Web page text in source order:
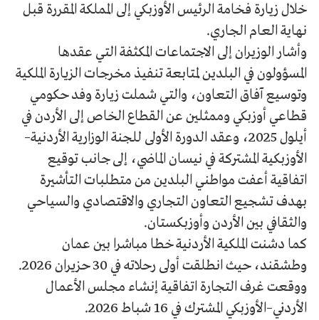
خلال زيارة فخامة الرئيس الأوزبكي إلى المملكة المقررة قبل
نهاية العام الجاري.
وأشار الوزيران إلى الاجتماعات المكثفة التي عقدها
المسؤولون في البلدين لمتابعة تنفيذ مخرجات الزيارة الملكية
وتوسيع آفاق التعاون، والتي شملت زيارة وفد حكومي
قطاعي أوزبكي وممثلين عن القطاع الخاص إلى الأردن في
أيلول 2025، وعقد الدورة الأولى للجنة الوزارية الأردنية–
الأوزبكية المشتركة في نيسان الماضي، إلى جانب توقيع
اتفاقية أعفت مواطني البلدين من متطلبات التأشيرة
بهدف تشجيع التعاون التجاري والاقتصادي والسياحي
والثقافي بين الأردن وأوزبكستان.
كما دشنت الملكية الأردنية خطا مباشرا بين عمان
وطشقند، حيث انطلقت أولى رحلاته في 30 حزيران 2026.
ووقعت غرف التجارة اتفاقية إنشاء مجلس الأعمال
الأردني–الأوزبكي المشترك في 16 شباط 2026.